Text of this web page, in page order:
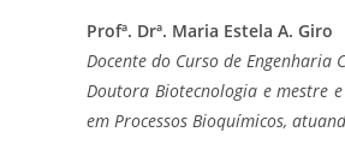
Profª. Drª. Maria Estela A. Giro
Docente do Curso de
Doutora Biotecnologia e mestre
em Processos Bioquímicos,